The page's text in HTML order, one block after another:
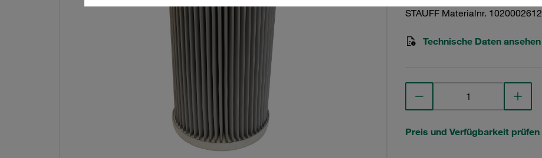
STAUFF Materialnr. 1020002612
Technische Daten ansehen
Preis und Verfügbarkeit prüfen